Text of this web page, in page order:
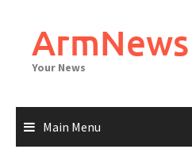
content
Your News
Main Menu